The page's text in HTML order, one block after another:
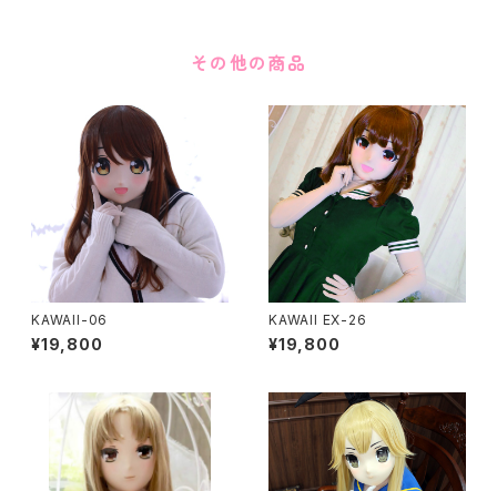
その他の商品
KAWAII-06
¥19,800
KAWAII EX-26
¥19,800